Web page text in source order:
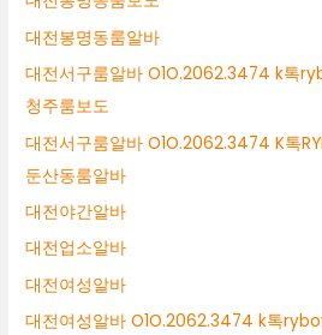
대전봉명동룸알바
대전서구룸알바 O1O.2062.3474 k톡
청주룸보도
대전서구룸알바 O1O.2062.3474 K톡
둔산동룸알바
대전야간알바
대전업소알바
대전여성알바
대전여성알바 O1O.2062.3474 k톡